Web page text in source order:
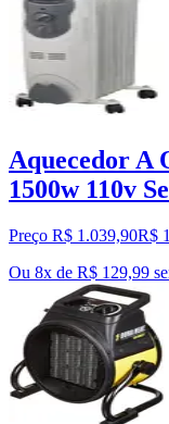
Aquecedor A
1500w 110v
Preço R$ 1.039,90R$
Ou 8x de R$ 129,99